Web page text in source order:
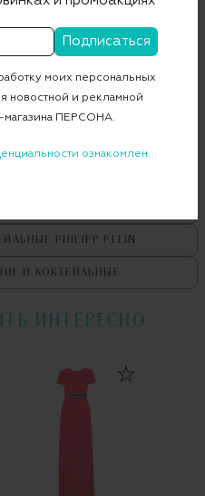
PTE003N
выдачи
представителем
PHILIPP PLEIN
И КОКТЕЙЛЬНЫЕ
ИНТЕРЕСНО
моих персональных
новостной и рекламной
магазина ПЕРСОНА.
ознакомлен.